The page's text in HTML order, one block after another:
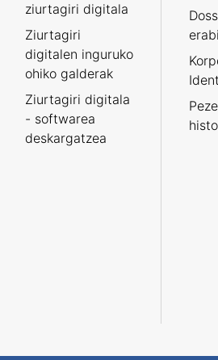
ziurtagiri digitala
Ziurtagiri
digitalen inguruko
ohiko galderak
Ziurtagiri digitala
- softwarea
deskargatzea